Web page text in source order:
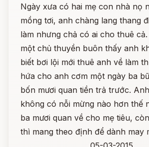
Ngày xưa có hai mẹ con nhà nọ
mồng tơi, anh chàng lang thang
làm nhưng chả có ai cho thuê
một chủ thuyền buôn thấy anh
biết bơi lội mới thuê anh về làm
hứa cho anh cơm một ngày ba
bốn mươi quan tiền trả trước.
không có nỗi mừng nào hơn thế
ba mươi quan về cho mẹ tiêu,
thì mang theo định để dành may